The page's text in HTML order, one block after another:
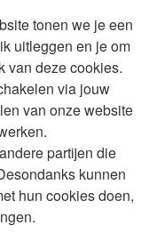
tonen we je een
uitleggen en je om
van deze cookies.
via jouw
van onze website
partijen die
kunnen
hun cookies doen,